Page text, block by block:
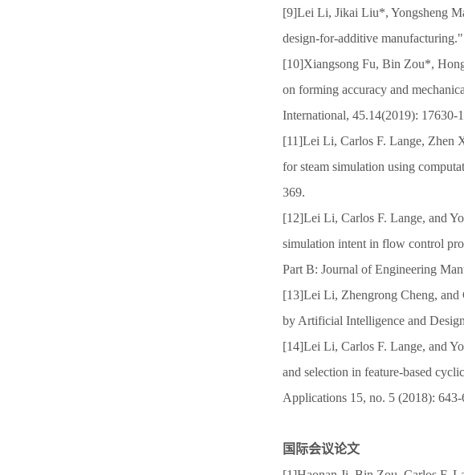
[9]Lei Li, Jikai Liu*, Yongsheng
design-for-additive
[10]Xiangsong Fu, Bin Zou*,
on forming accuracy and
International, 45.14(2019): 17630-
[11]Lei Li, Carlos F. Lange, Zhen
for steam simulation using
369.
[12]Lei Li, Carlos F. Lange, and
simulation intent in flow control
Part B: Journal of Engineering
[13]Lei Li, Zhengrong Cheng,
by Artificial Intelligence and
[14]Lei Li, Carlos F. Lange, and
and selection in feature-based
Applications 15, no. 5 (2018): 643-
国际会议论文